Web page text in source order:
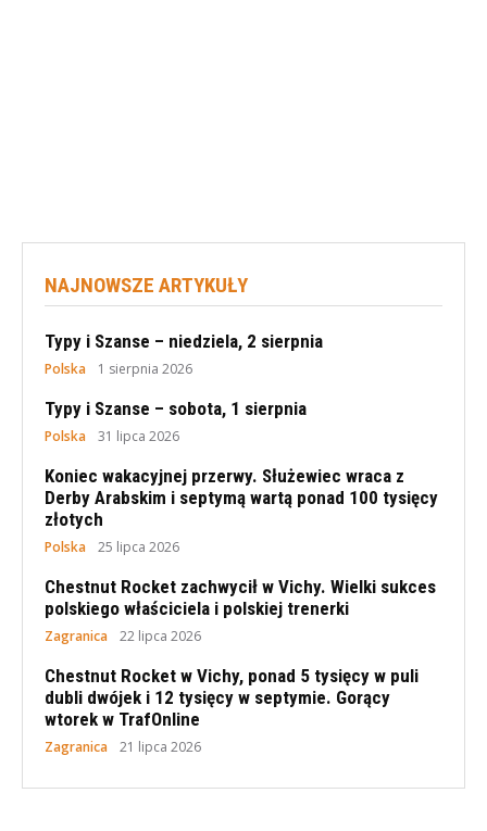
NAJNOWSZE ARTYKUŁY
Typy i Szanse – niedziela, 2 sierpnia
Polska 1 sierpnia 2026
Typy i Szanse – sobota, 1 sierpnia
Polska 31 lipca 2026
Koniec wakacyjnej przerwy. Służewiec wraca z
Derby Arabskim i septymą wartą ponad 100 tysięcy
złotych
Polska 25 lipca 2026
Chestnut Rocket zachwycił w Vichy. Wielki sukces
polskiego właściciela i polskiej trenerki
Zagranica 22 lipca 2026
Chestnut Rocket w Vichy, ponad 5 tysięcy w puli
dubli dwójek i 12 tysięcy w septymie. Gorący
wtorek w TrafOnline
Zagranica 21 lipca 2026